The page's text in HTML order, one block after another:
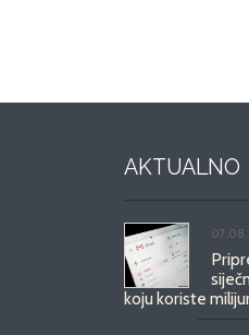
AKTUALNO
koju koriste